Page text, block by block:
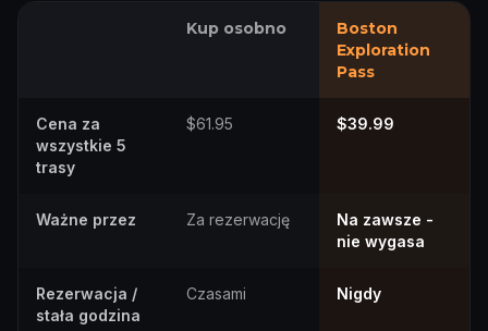
Kup osobno
Boston
Exploration
Pass
Cena za
wszystkie 5
trasy
$61.95 $39.99
Ważne przez Za rezerwację
Na zawsze -
nie wygasa
Rezerwacja /
stała godzina
Czasami Nigdy